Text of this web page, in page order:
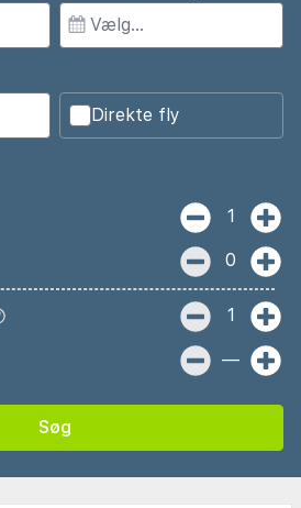
Direkte fly
1
0
1
—
Søg